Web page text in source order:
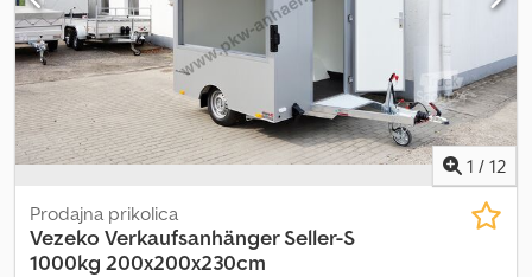
1 / 12
Prodajna prikolica
VezekoVerkaufsanhänger Seller-S
1000kg 200x200x230cm